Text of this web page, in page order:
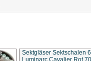
Sektgläser Sektschalen
Luminarc Cavalier Rot